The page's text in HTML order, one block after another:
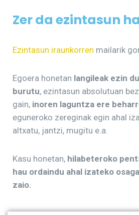
Zer da ezintasun
Ezintasun iraunkorren mailarik
Egoera honetan langileak ezin
burutu, ezintasun absolutuan
gain, inoren laguntza ere
eguneroko zereginak egin ahal
altxatu, jantzi, mugitu e.a.
Kasu honetan, hilabeteroko
hau ordaindu ahal izateko
zaio.